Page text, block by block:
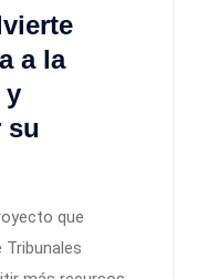
a la
y
su
que
Tribunales